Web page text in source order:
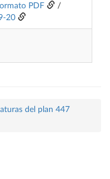
PDF
/
20
del plan 447